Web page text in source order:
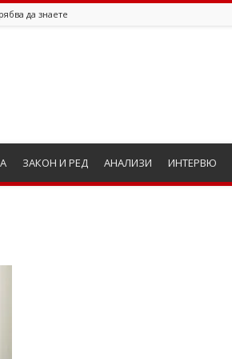
да знаете
ЗАКОН И РЕД АНАЛИЗИ ИНТЕРВЮ